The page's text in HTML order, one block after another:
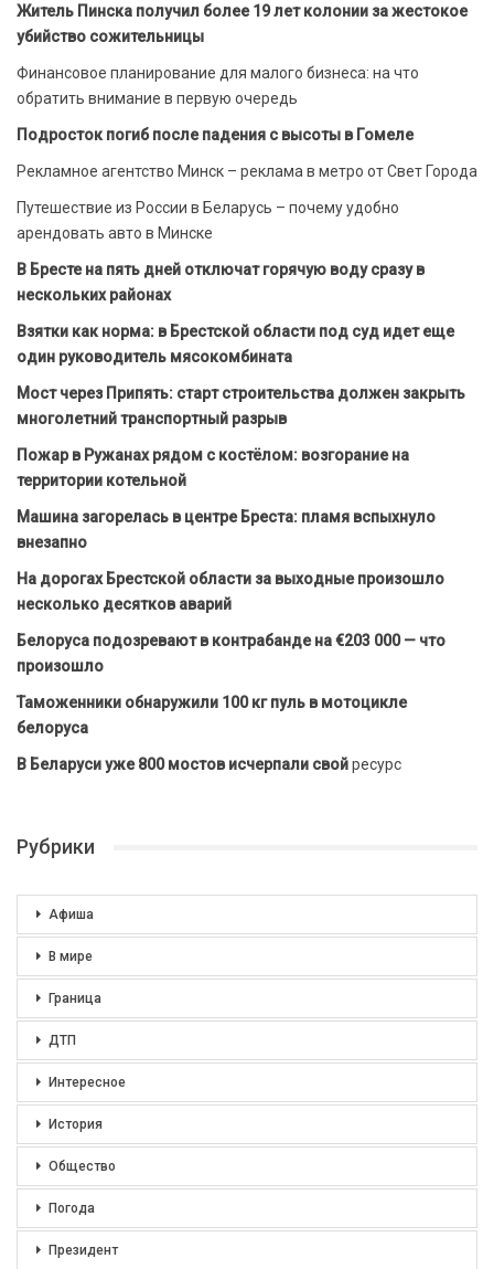
Житель Пинска получил более 19 лет колонии за жестокое
убийство сожительницы
Финансовое планирование для малого бизнеса: на что
обратить внимание в первую очередь
Подросток погиб после падения с высоты в Гомеле
Рекламное агентство Минск – реклама в метро от Свет Города
Путешествие из России в Беларусь – почему удобно
арендовать авто в Минске
В Бресте на пять дней отключат горячую воду сразу в
нескольких районах
Взятки как норма: в Брестской области под суд идет еще
один руководитель мясокомбината
Мост через Припять: старт строительства должен закрыть
многолетний транспортный разрыв
Пожар в Ружанах рядом с костёлом: возгорание на
территории котельной
Машина загорелась в центре Бреста: пламя вспыхнуло
внезапно
На дорогах Брестской области за выходные произошло
несколько десятков аварий
Белоруса подозревают в контрабанде на €203 000 — что
произошло
Таможенники обнаружили 100 кг пуль в мотоцикле
белоруса
В Беларуси уже 800 мостов исчерпали свойресурс
Рубрики
Афиша
В мире
Граница
ДТП
Интересное
История
Общество
Погода
Президент